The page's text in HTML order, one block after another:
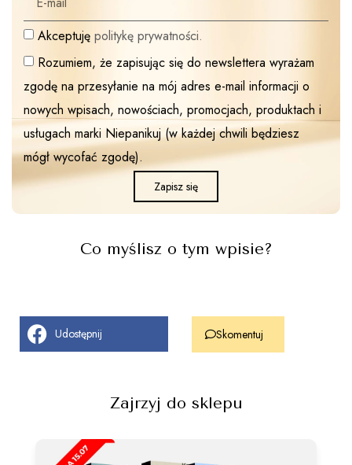
Akceptuję politykę prywatności.
Rozumiem, że zapisując się do newslettera wyrażam
zgodę na przesyłanie na mój adres e-mail informacji o
nowych wpisach, nowościach, promocjach, produktach i
usługach marki Niepanikuj (w każdej chwili będziesz
mógł wycofać zgodę).
Zapisz się
Co myślisz o tym wpisie?
Udostępnij Skomentuj
Zajrzyj do sklepu